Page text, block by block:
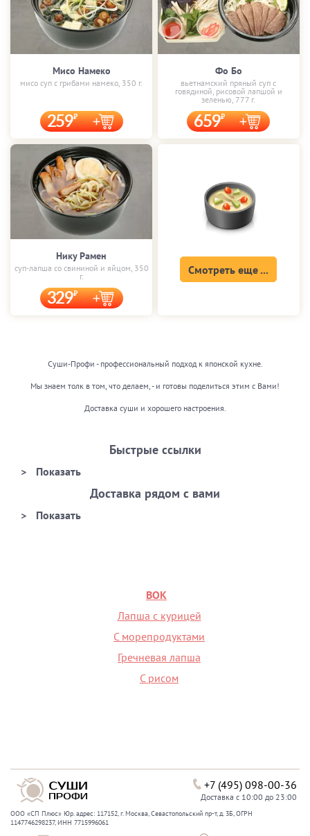
Мисо Намеко
мисо суп с грибами намеко, 350 г.
259
Фо Бо
вьетнамский пряный суп с
говядиной, рисовой лапшой и
зеленью, 777 г.
659
Нику Рамен
суп-лапша со свининой и яйцом, 350
г.
329
Смотреть еще ...
Суши-Профи - профессиональный подход к японской кухне.
Мы знаем толк в том, что делаем, - и готовы поделиться этим с Вами!
Доставка суши и хорошего настроения.
Быстрые ссылки
Доставка рядом с вами
ВОК
Лапша с курицей
С морепродуктами
Гречневая лапша
С рисом
+7 (495) 098-00-36
Доставка с 10:00 до 23:00
ООО «СП Плюс» Юр. адрес: 117152, г. Москва, Севастопольский пр-т, д. 3Б, ОГРН
1147746298237, ИНН 7715996061